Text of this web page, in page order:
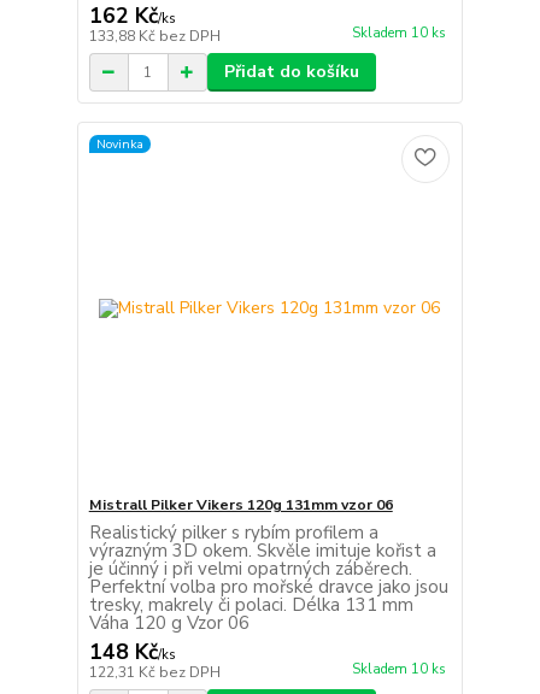
162 Kč/ks
133,88 Kč bez DPH Skladem 10 ks
Přidat do košíku
Novinka
Mistrall Pilker Vikers 120g 131mm vzor 06
Realistický pilker s rybím profilem a
výrazným 3D okem. Skvěle imituje kořist a
je účinný i při velmi opatrných záběrech.
Perfektní volba pro mořské dravce jako jsou
tresky, makrely či polaci. Délka 131 mm
Váha 120 g Vzor 06
148 Kč/ks
122,31 Kč bez DPH Skladem 10 ks